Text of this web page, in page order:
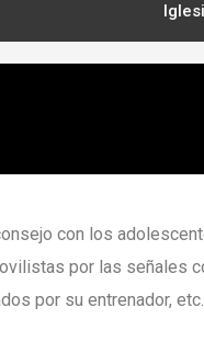
con los
por las señales
por su entrenador,